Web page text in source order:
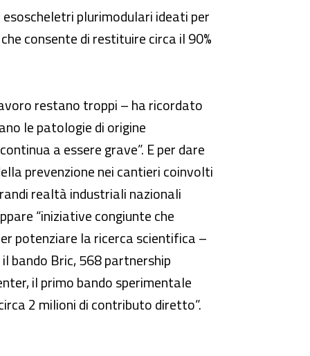
plurimodulari ideati per
consente di restituire circa il 90%
restano troppi – ha ricordato
le patologie di origine
a essere grave”. E per dare
prevenzione nei cantieri coinvolti
realtà industriali nazionali
“iniziative congiunte che
potenziare la ricerca scientifica –
bando Bric, 568 partnership
il primo bando sperimentale
2 milioni di contributo diretto”.